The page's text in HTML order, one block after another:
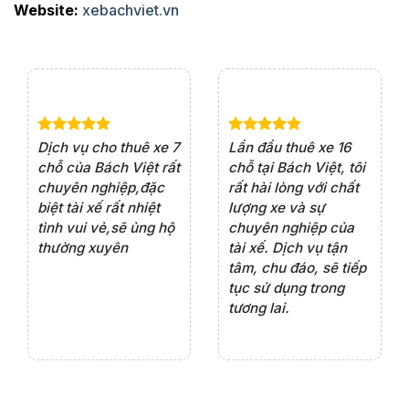
Website: xebachviet.vn
Dịch vụ cho thuê xe 7
chỗ của Bách Việt rất
chuyên nghiệp,đặc
biệt tài xế rất nhiệt
tình vui vẻ,sẽ ủng hộ
thường xuyên
Lần đầu thuê xe 16
chỗ tại Bách Việt, tôi
rất hài lòng với chất
lượng xe và sự
chuyên nghiệp của
tài xế. Dịch vụ tận
tâm, chu đáo, sẽ tiếp
tục sử dụng trong
tương lai.